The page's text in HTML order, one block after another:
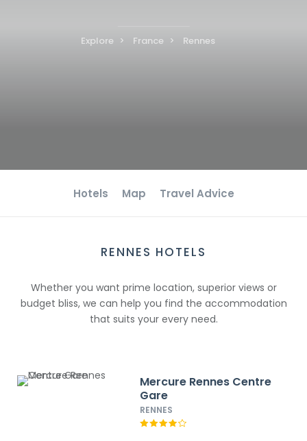
Explore France Rennes
Hotels Map Travel Advice
RENNES HOTELS
Whether you want prime location, superior views or
budget bliss, we can help you find the accommodation
that suits your every need.
Mercure Rennes Centre
Gare
RENNES